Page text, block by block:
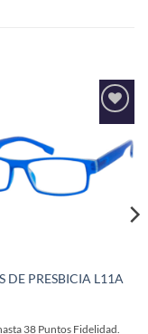
Añadir
lista de
deseos
DE PRESBICIA L11A
38 Puntos Fidelidad.